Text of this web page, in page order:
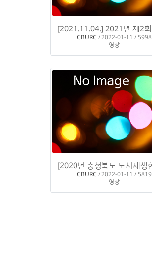
CBURC / 2022-01-11 / 5998
영상
CBURC / 2022-01-11 / 5819
영상